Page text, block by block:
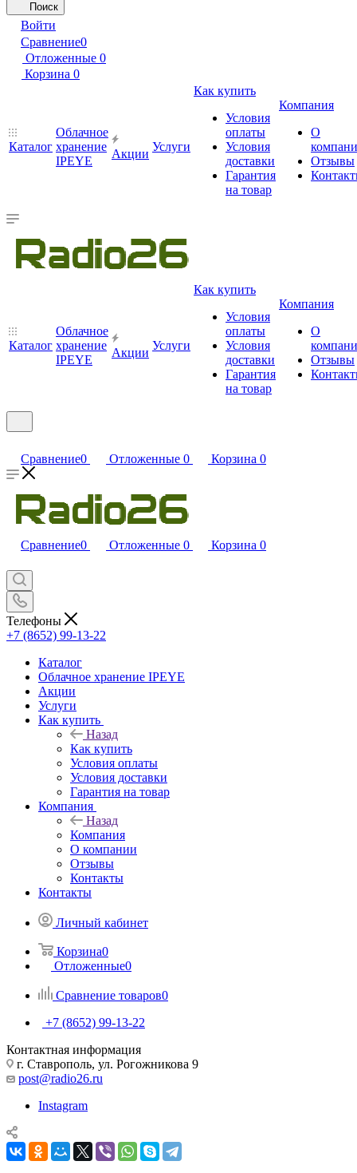
Поиск
Войти
Сравнение0
Отложенные 0
Корзина 0
Каталог
Облачное
хранение
IPEYE
Акции
Услуги
Как купить
Условия
оплаты
Условия
доставки
Гарантия
на товар
Компания
О
Отзывы
Каталог
Облачное
хранение
IPEYE
Акции
Услуги
Как купить
Условия
оплаты
Условия
доставки
Гарантия
на товар
Компания
О
Отзывы
Сравнение0 Отложенные 0 Корзина 0
Сравнение0 Отложенные 0 Корзина 0
Телефоны
+7 (8652) 99-13-22
Каталог
Облачное хранение IPEYE
Акции
Услуги
Как купить
Назад
Как купить
Условия оплаты
Условия доставки
Гарантия на товар
Компания
Назад
Компания
О компании
Отзывы
Контакты
Контакты
Личный кабинет
Корзина0
Отложенные0
Сравнение товаров0
+7 (8652) 99-13-22
Контактная информация
г. Ставрополь, ул. Рогожникова 9
post@radio26.ru
Instagram